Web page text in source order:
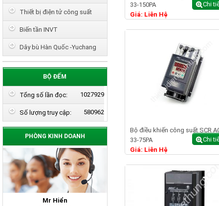
33-150PA
Giá: Liên Hệ
Chi
Bộ điều khiến công suất SCR
33-75PA
Giá: Liên Hệ
Chi
Thiết bị điện tử công suất
Biến tần INVT
Dây bù Hàn Quốc -Yuchang
BỘ ĐẾM
1027929
Tổng số lần đọc:
580962
Số lượng truy cập:
PHÒNG KINH DOANH
Mr Hiển